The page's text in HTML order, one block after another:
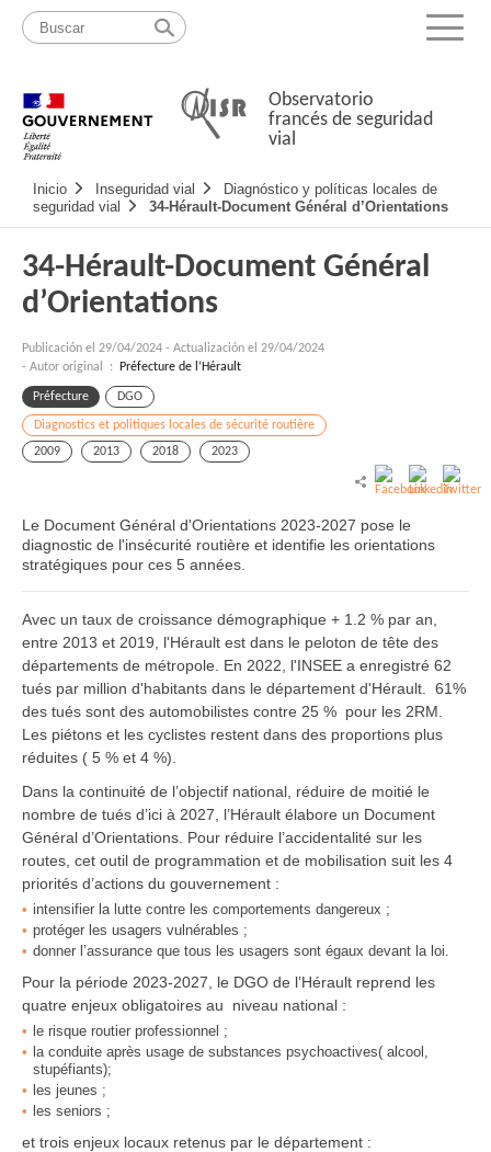
Pasar
contenido
Mapa
web
Menu
Observatorio
francés de seguridad
vial
Navigation
principale
Inicio Inseguridad vial
Diagnóstico y políticas locales de
seguridad vial
34-Hérault-Document Général d’Orientations
34-Hérault-Document Général
d’Orientations
Publicación el 29/04/2024 - Actualización el 29/04/2024
- Autor original :
Préfecture de l’Hérault
Préfecture DGO
Diagnostics et politiques locales de sécurité routière
2009
2013 2018 2023
Le Document Général d'Orientations 2023-2027 pose le
diagnostic de l'insécurité routière et identifie les orientations
stratégiques pour ces 5 années.
Avec un taux de croissance démographique + 1.2 % par an,
entre 2013 et 2019, l'Hérault est dans le peloton de tête des
départements de métropole. En 2022, l'INSEE a enregistré 62
tués par million d'habitants dans le département d'Hérault. 61%
des tués sont des automobilistes contre 25 % pour les 2RM.
Les piétons et les cyclistes restent dans des proportions plus
réduites ( 5 % et 4 %).
Dans la continuité de l’objectif national, réduire de moitié le
nombre de tués d’ici à 2027, l’Hérault élabore un Document
Général d’Orientations. Pour réduire l’accidentalité sur les
routes, cet outil de programmation et de mobilisation suit les 4
priorités d’actions du gouvernement :
intensifier la lutte contre les comportements dangereux ;
protéger les usagers vulnérables ;
donner l’assurance que tous les usagers sont égaux devant la loi.
Pour la période 2023-2027, le DGO de l’Hérault reprend les
quatre enjeux obligatoires au niveau national :
le risque routier professionnel ;
la conduite après usage de substances psychoactives( alcool,
stupéfiants);
les jeunes ;
les seniors ;
et trois enjeux locaux retenus par le département :